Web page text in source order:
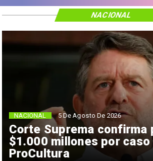
Corte Suprema confirma
$1.000 millones por caso
ProCultura
NACIONAL 5 De Agosto De 2026
NACIONAL